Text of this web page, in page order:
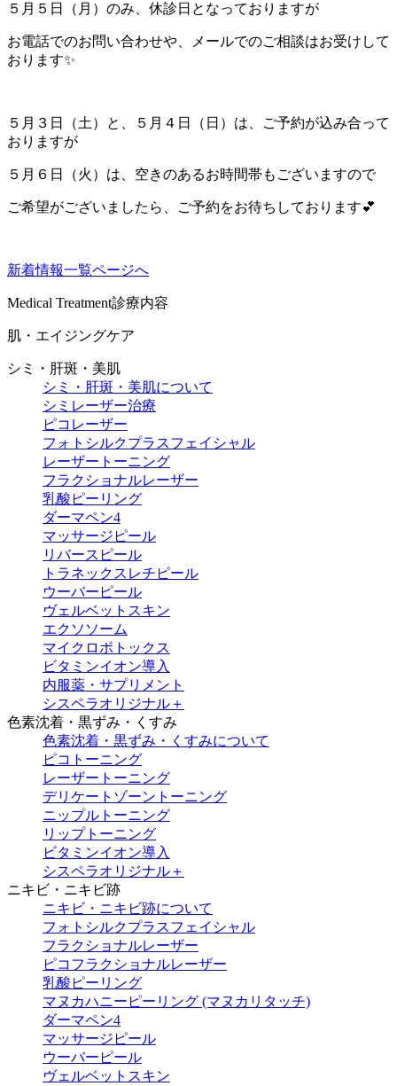
５月５日（月）のみ、休診日となっておりますが
お電話でのお問い合わせや、メールでのご相談はお受けして
おります✨
５月３日（土）と、５月４日（日）は、ご予約が込み合って
おりますが
５月６日（火）は、空きのあるお時間帯もございますので
ご希望がございましたら、ご予約をお待ちしております💕
新着情報一覧ページへ
Medical Treatment診療内容
肌・エイジングケア
シミ・肝斑・美肌
シミ・肝斑・美肌について
シミレーザー治療
ピコレーザー
フォトシルクプラスフェイシャル
レーザートーニング
フラクショナルレーザー
乳酸ピーリング
ダーマペン4
マッサージピール
リバースピール
トラネックスレチピール
ウーバーピール
ヴェルベットスキン
エクソソーム
マイクロボトックス
ビタミンイオン導入
内服薬・サプリメント
シスペラオリジナル＋
色素沈着・黒ずみ・くすみ
色素沈着・黒ずみ・くすみについて
ピコトーニング
レーザートーニング
デリケートゾーントーニング
ニップルトーニング
リップトーニング
ビタミンイオン導入
シスペラオリジナル＋
ニキビ・ニキビ跡
ニキビ・ニキビ跡について
フォトシルクプラスフェイシャル
フラクショナルレーザー
ピコフラクショナルレーザー
乳酸ピーリング
マヌカハニーピーリング (マヌカリタッチ)
ダーマペン4
マッサージピール
ウーバーピール
ヴェルベットスキン